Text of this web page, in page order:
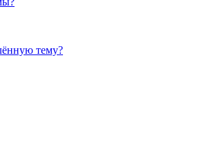
тему?